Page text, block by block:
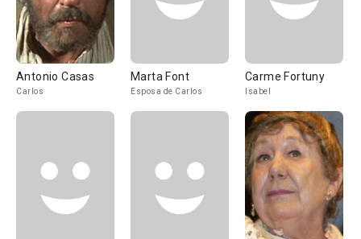
Antonio Casas
Carlos
Marta Font
Esposa de Carlos
Carme Fortuny
Isabel